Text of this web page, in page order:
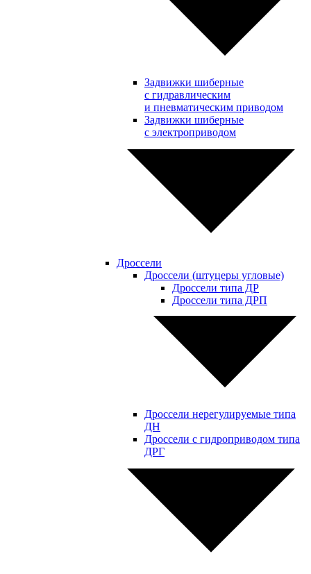
Задвижки шиберные
с гидравлическим
и пневматическим приводом
Задвижки шиберные
с электроприводом
Дроссели
Дроссели (штуцеры угловые)
Дроссели типа ДР
Дроссели типа ДРП
Дроссели нерегулируемые типа
ДН
Дроссели с гидроприводом типа
ДРГ